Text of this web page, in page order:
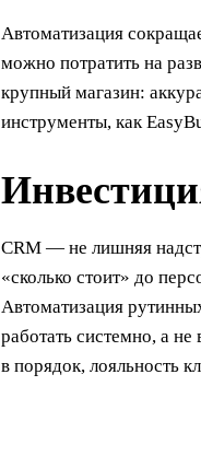
Автоматизация
можно потратить на
крупный магазин:
инструменты, как
CRM — не лишняя
«сколько стоит» до
Автоматизация
работать системно, а
в порядок, лояльность